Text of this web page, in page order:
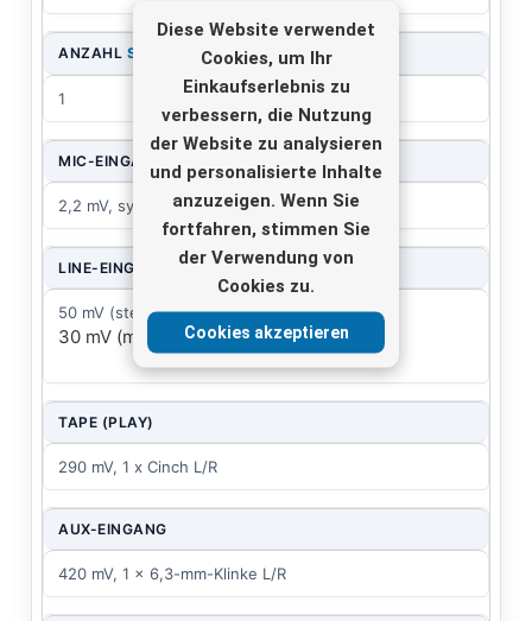
Diese Website verwendet
Cookies, um Ihr
Einkaufserlebnis zu
verbessern, die Nutzung
der Website zu analysieren
und personalisierte Inhalte
anzuzeigen. Wenn Sie
fortfahren, stimmen Sie
der Verwendung von
Cookies zu.
Cookies akzeptieren
ANZAHL STEREO
1
MIC-EINGANG
2,2 mV, sym. 8 x XLR
LINE-EINGANG
50 mV (stereo), 1 x 6,3-mm-Klinke L/R
30 mV (mono), 8 x 6,3-mm-Klinke
TAPE (PLAY)
290 mV, 1 x Cinch L/R
AUX-EINGANG
420 mV, 1 x 6,3-mm-Klinke L/R